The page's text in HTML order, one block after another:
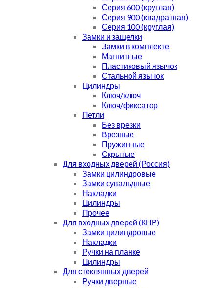
Серия 600 (круглая)
Серия 900 (квадратная)
Серия 100 (круглая)
Замки и защелки
Замки в комплекте
Магнитные
Пластиковый язычок
Стальной язычок
Цилиндры
Ключ/ключ
Ключ/фиксатор
Петли
Без врезки
Врезные
Пружинные
Скрытые
Для входных дверей (Россия)
Замки цилиндровые
Замки сувальдные
Накладки
Цилиндры
Прочее
Для входных дверей (КНР)
Замки цилиндровые
Накладки
Ручки на планке
Цилиндры
Для стеклянных дверей
Ручки дверные